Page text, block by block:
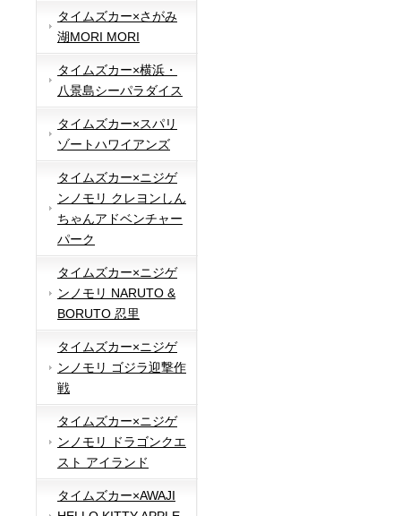
タイムズカー×さがみ
湖MORI MORI
タイムズカー×横浜・
八景島シーパラダイス
タイムズカー×スパリ
ゾートハワイアンズ
タイムズカー×ニジゲ
ンノモリ クレヨンしん
ちゃんアドベンチャー
パーク
タイムズカー×ニジゲ
ンノモリ NARUTO &
BORUTO 忍里
タイムズカー×ニジゲ
ンノモリ ゴジラ迎撃作
戦
タイムズカー×ニジゲ
ンノモリ ドラゴンクエ
スト アイランド
タイムズカー×AWAJI